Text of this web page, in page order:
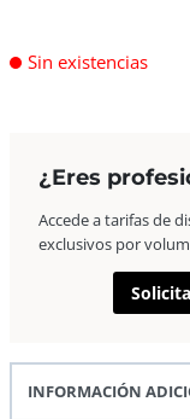
Sin existencias
¿Eres
Accede a tarifas de
exclusivos por
INFORMACIÓN